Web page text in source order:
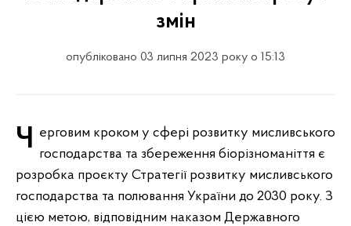
змін
опубліковано 03 липня 2023 року о 15:13
Черговим кроком у сфері розвитку мисливського господарства та збереження біорізноманіття є
розробка проєкту Стратегії розвитку мисливського
господарства та полювання України до 2030 року. З
цією метою, відповідним наказом Державного